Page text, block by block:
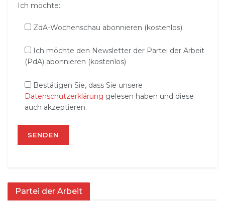
Ich möchte:
ZdA-Wochenschau abonnieren (kostenlos)
Ich möchte den Newsletter der Partei der Arbeit
(PdA) abonnieren (kostenlos)
Bestätigen Sie, dass Sie unsere
Datenschutzerklärung gelesen haben und diese
auch akzeptieren.
Partei der Arbeit